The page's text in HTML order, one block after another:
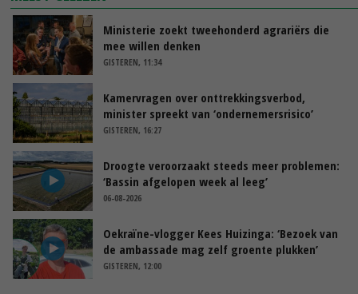
Ministerie zoekt tweehonderd agrariërs die
mee willen denken
GISTEREN, 11:34
Kamervragen over onttrekkingsverbod,
minister spreekt van ‘ondernemersrisico’
GISTEREN, 16:27
Droogte veroorzaakt steeds meer problemen:
‘Bassin afgelopen week al leeg’
06-08-2026
Oekraïne-vlogger Kees Huizinga: ‘Bezoek van
de ambassade mag zelf groente plukken’
GISTEREN, 12:00